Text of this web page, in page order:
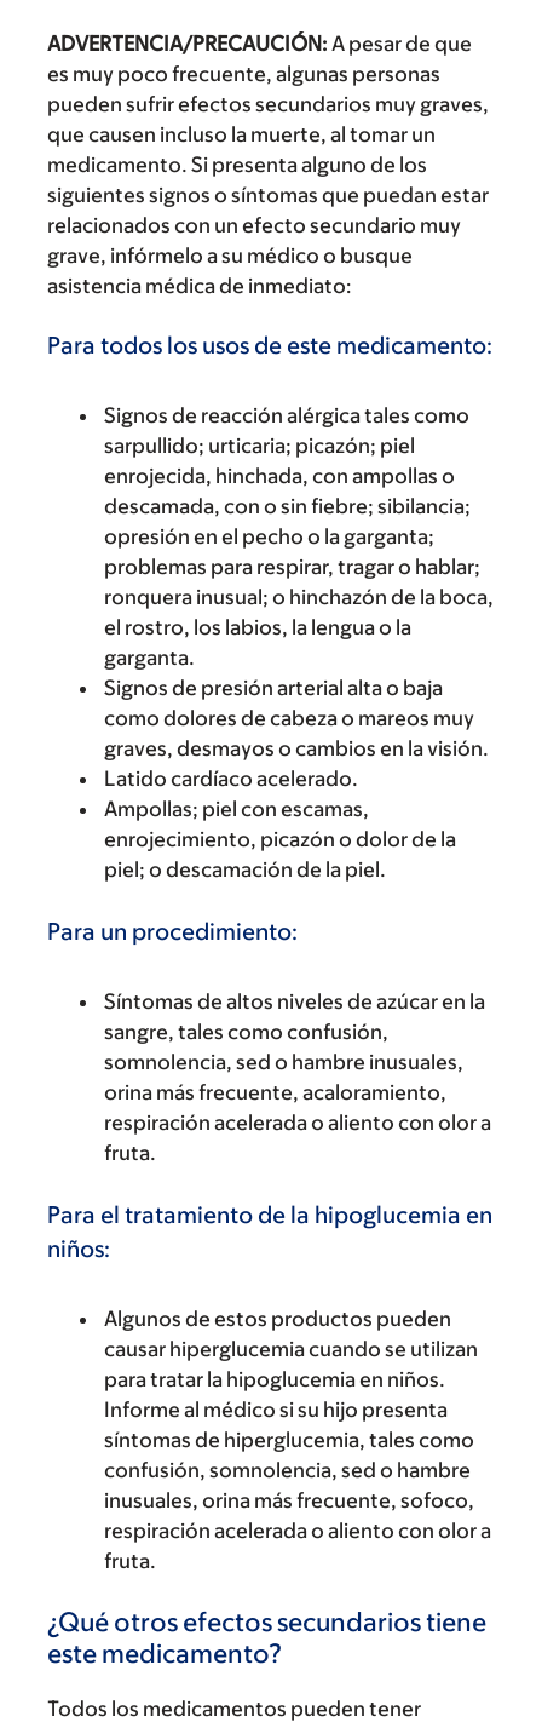
ADVERTENCIA/PRECAUCIÓN: A pesar de que
es muy poco frecuente, algunas personas
pueden sufrir efectos secundarios muy graves,
que causen incluso la muerte, al tomar un
medicamento. Si presenta alguno de los
siguientes signos o síntomas que puedan estar
relacionados con un efecto secundario muy
grave, infórmelo a su médico o busque
asistencia médica de inmediato:
Para todos los usos de este medicamento:
Signos de reacción alérgica tales como
sarpullido; urticaria; picazón; piel
enrojecida, hinchada, con ampollas o
descamada, con o sin fiebre; sibilancia;
opresión en el pecho o la garganta;
problemas para respirar, tragar o hablar;
ronquera inusual; o hinchazón de la boca,
el rostro, los labios, la lengua o la
garganta.
Signos de presión arterial alta o baja
como dolores de cabeza o mareos muy
graves, desmayos o cambios en la visión.
Latido cardíaco acelerado.
Ampollas; piel con escamas,
enrojecimiento, picazón o dolor de la
piel; o descamación de la piel.
Para un procedimiento:
Síntomas de altos niveles de azúcar en la
sangre, tales como confusión,
somnolencia, sed o hambre inusuales,
orina más frecuente, acaloramiento,
respiración acelerada o aliento con olor a
fruta.
Para el tratamiento de la hipoglucemia en
niños:
Algunos de estos productos pueden
causar hiperglucemia cuando se utilizan
para tratar la hipoglucemia en niños.
Informe al médico si su hijo presenta
síntomas de hiperglucemia, tales como
confusión, somnolencia, sed o hambre
inusuales, orina más frecuente, sofoco,
respiración acelerada o aliento con olor a
fruta.
¿Qué otros efectos secundarios tiene
este medicamento?
Todos los medicamentos pueden tener